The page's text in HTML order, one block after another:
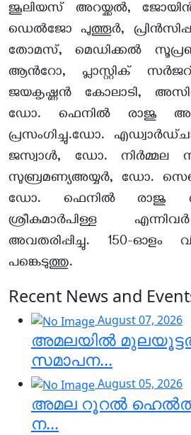
ജൂലിയസ് അറയ്ക്കല്‍,
ഡെല്‍ജോ പുത്തൂര്‍,
തോമസ്, മെഡിക്കല്‍
ആന്‍റോ, പ്ലാസ്റ്റിക്
ജയകൃഷ്ണന്‍ കോലാടി,
ഡോ. ഫെനില്‍ രാജു
പ്രസംഗിച്ചു.ഡോ.
ജസ്വാള്‍, ഡോ. നിര്‍മ്മല
സുബ്രമണ്യഅയ്യര്‍, ഡോ.
ഡോ. ഫെനില്‍ രാജു
ശ്രീകുമാര്‍പിള്ള
അവതരിപ്പിച്ചു. 150-ഓളം
പങ്കെടുത്തു.
Recent News and
August 07, 2026
അമലയിൽ
സമാപന...
August 05, 2026
അമല റൂറൽ ഹെൽത്ത്
ന...